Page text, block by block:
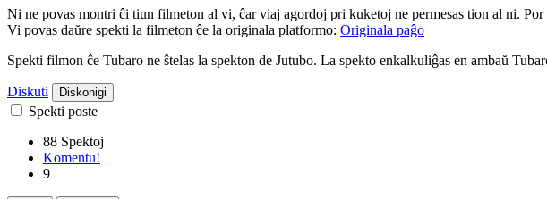
Ni ne povas montri ĉi tiun filmeton al vi, ĉar viaj agordoj pri kuketoj ne permesas tion al ni.
Vi povas daŭre spekti la filmeton ĉe la originala platformo: Originala paĝo
Spekti filmon ĉe Tubaro ne ŝtelas la spekton de Jutubo. La spekto enkalkuliĝas en ambaŭ
Diskuti Diskonigi
Spekti poste
88 Spektoj
Komentu!
9